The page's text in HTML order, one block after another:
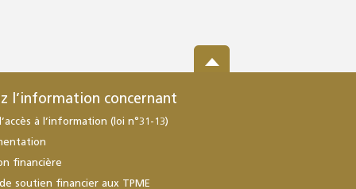
l’information concernant
à l’information (loi n°31-13)
financière
soutien financier aux TPME